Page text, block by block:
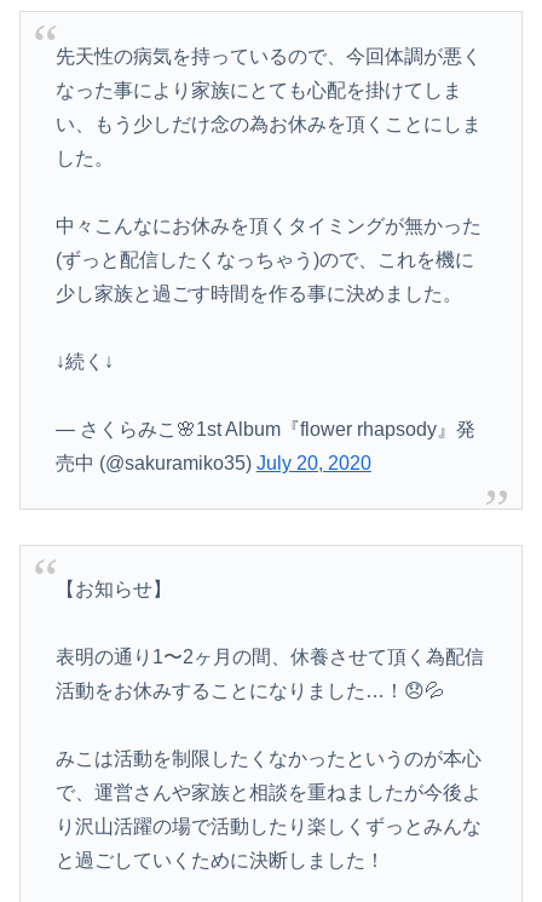
先天性の病気を持っているので、今回体調が悪く
なった事により家族にとても心配を掛けてしま
い、もう少しだけ念の為お休みを頂くことにしま
した。
中々こんなにお休みを頂くタイミングが無かった
(ずっと配信したくなっちゃう)ので、これを機に
少し家族と過ごす時間を作る事に決めました。
↓続く↓
— さくらみこ🌸1st Album『flower rhapsody』発
売中 (@sakuramiko35) July 20, 2020
【お知らせ】
表明の通り1〜2ヶ月の間、休養させて頂く為配信
活動をお休みすることになりました…！😞💦
みこは活動を制限したくなかったというのが本心
で、運営さんや家族と相談を重ねましたが今後よ
り沢山活躍の場で活動したり楽しくずっとみんな
と過ごしていくために決断しました！